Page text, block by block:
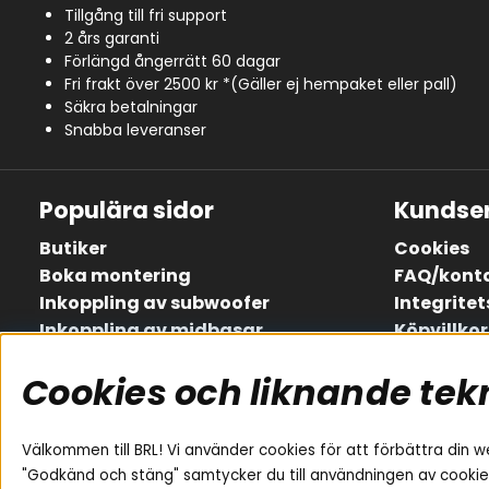
Tillgång till fri support
2 års garanti
Förlängd ångerrätt 60 dagar
Fri frakt över 2500 kr *(Gäller ej hempaket eller pall)
Säkra betalningar
Snabba leveranser
Populära sidor
Butiker
Boka montering
Inkoppling av subwoofer
Inkoppling av midbasar
Lådritningar
Köp presentkort
Jobba hos oss
Våra ambassadörer - Team BRL
Cookies
FAQ/
Köpvillkor
Retur
Service /
Så här
Cookies och liknande
Välkommen till BRL! Vi använder cookies för att förbättra din
"Godkänd och stäng" samtycker du till användningen av